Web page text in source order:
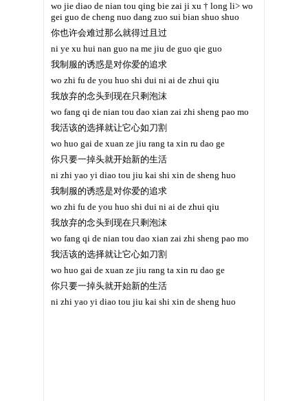
wo jie diao de nian tou qing bie zai ji xu † long li> wo
gei guo de cheng nuo dang zuo sui bian shuo shuo
你也许会难过那么就得过且过
ni ye xu hui nan guo na me jiu de guo qie guo
我制服的诱惑是对你爱的追求
wo zhi fu de you huo shi dui ni ai de zhui qiu
我放弃的念头到现在只剩泡沫
wo fang qi de nian tou dao xian zai zhi sheng pao mo
我活该的选择就让它心如刀割
wo huo gai de xuan ze jiu rang ta xin ru dao ge
你只要一掉头就开始新的生活
ni zhi yao yi diao tou jiu kai shi xin de sheng huo
我制服的诱惑是对你爱的追求
wo zhi fu de you huo shi dui ni ai de zhui qiu
我放弃的念头到现在只剩泡沫
wo fang qi de nian tou dao xian zai zhi sheng pao mo
我活该的选择就让它心如刀割
wo huo gai de xuan ze jiu rang ta xin ru dao ge
你只要一掉头就开始新的生活
ni zhi yao yi diao tou jiu kai shi xin de sheng huo